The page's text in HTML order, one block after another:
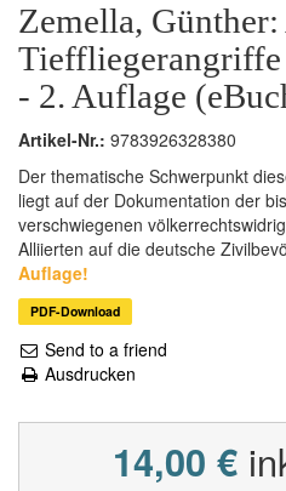
Zemella,
Tieffliegerangriffe
- 2. Auflage
Artikel-Nr.: 9783926328380
Der thematische Schwerpunkt
liegt auf der Dokumentation der
verschwiegenen
Alliierten auf die deutsche
Auflage!
PDF-Download
Send to a friend
Ausdrucken
14,00 €